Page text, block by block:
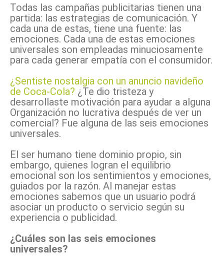
Todas las campañas publicitarias tienen una
partida: las estrategias de comunicación. Y
cada una de estas, tiene una fuente: las
emociones. Cada una de estas emociones
universales son empleadas minuciosamente
para cada generar empatía con el consumidor.
¿Sentiste nostalgia con un anuncio navideño
de Coca-Cola? ¿Te dio tristeza y
desarrollaste motivación para ayudar a alguna
Organización no lucrativa después de ver un
comercial? Fue alguna de las seis emociones
universales.
El ser humano tiene dominio propio, sin
embargo, quienes logran el equilibrio
emocional son los sentimientos y emociones,
guiados por la razón. Al manejar estas
emociones sabemos que un usuario podrá
asociar un producto o servicio según su
experiencia o publicidad.
¿Cuáles son las seis emociones
universales?